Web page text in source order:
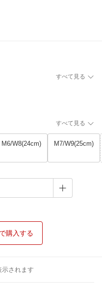
すべて見る
すべて見る
M6/W8(24cm) M7/W9(25cm)
購入する
されます